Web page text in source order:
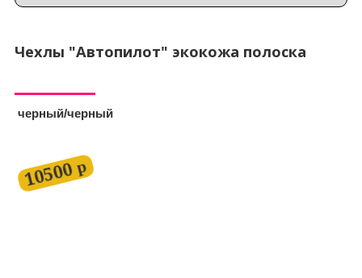
Чехлы "Автопилот" экокожа полоска
черный/черный
10500 р